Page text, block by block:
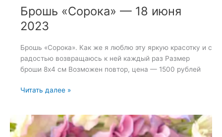
Брошь «Сорока» — 18 июня
2023
Брошь «Сорока». Как же я люблю эту яркую красотку и с
радостью возвращаюсь к ней каждый раз Размер
броши 8х4 см Возможен повтор, цена — 1500 рублей
Брошь
18
июня
Читать далее »